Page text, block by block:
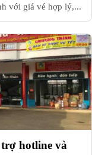
với giá vé hợp lý,...
hotline và